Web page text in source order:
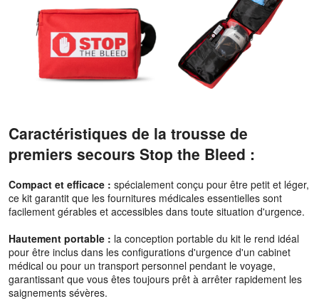
Caractéristiques de la trousse de
premiers secours Stop the Bleed :
Compact et efficace : spécialement conçu pour être petit et léger,
ce kit garantit que les fournitures médicales essentielles sont
facilement gérables et accessibles dans toute situation d'urgence.
Hautement portable : la conception portable du kit le rend idéal
pour être inclus dans les configurations d'urgence d'un cabinet
médical ou pour un transport personnel pendant le voyage,
garantissant que vous êtes toujours prêt à arrêter rapidement les
saignements sévères.